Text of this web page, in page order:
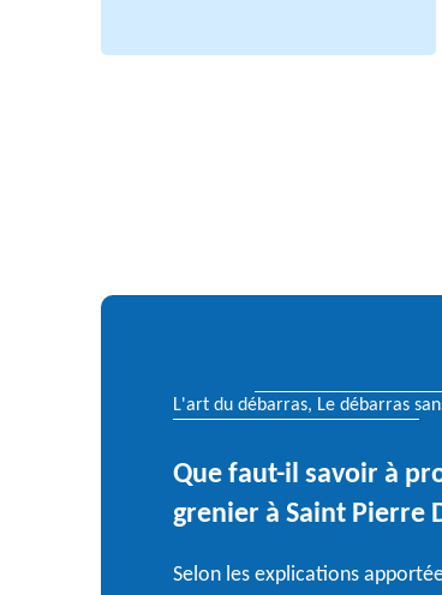
L'art du débarras, Le débarras
Que faut-il savoir à
grenier à Saint Pierre
Selon les explications